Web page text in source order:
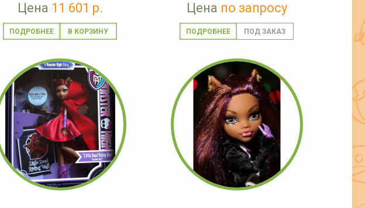
Цена 11 601 р.
ПОДРОБНЕЕ
Цена по запросу
ПОДРОБНЕЕ